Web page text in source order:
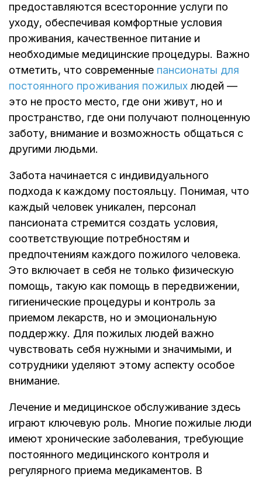
предоставляются всесторонние услуги по
уходу, обеспечивая комфортные условия
проживания, качественное питание и
необходимые медицинские процедуры. Важно
отметить, что современные пансионаты для
постоянного проживания пожилых людей —
это не просто место, где они живут, но и
пространство, где они получают полноценную
заботу, внимание и возможность общаться с
другими людьми.
Забота начинается с индивидуального
подхода к каждому постояльцу. Понимая, что
каждый человек уникален, персонал
пансионата стремится создать условия,
соответствующие потребностям и
предпочтениям каждого пожилого человека.
Это включает в себя не только физическую
помощь, такую как помощь в передвижении,
гигиенические процедуры и контроль за
приемом лекарств, но и эмоциональную
поддержку. Для пожилых людей важно
чувствовать себя нужными и значимыми, и
сотрудники уделяют этому аспекту особое
внимание.
Лечение и медицинское обслуживание здесь
играют ключевую роль. Многие пожилые люди
имеют хронические заболевания, требующие
постоянного медицинского контроля и
регулярного приема медикаментов. В